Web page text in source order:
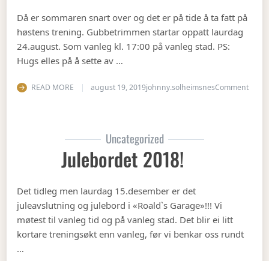
Då er sommaren snart over og det er på tide å ta fatt på
høstens trening. Gubbetrimmen startar oppatt laurdag
24.august. Som vanleg kl. 17:00 på vanleg stad. PS:
Hugs elles på å sette av …
READ MORE august 19, 2019johnny.solheimsnesCommenton
Uncategorized
Julebordet 2018!
Det tidleg men laurdag 15.desember er det
juleavslutning og julebord i «Roald`s Garage»!!! Vi
møtest til vanleg tid og på vanleg stad. Det blir ei litt
kortare treningsøkt enn vanleg, før vi benkar oss rundt
…